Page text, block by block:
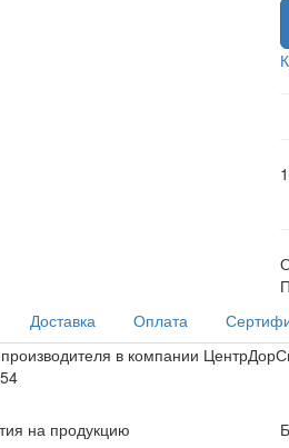
Доставка Оплата
в компании
на продукцию